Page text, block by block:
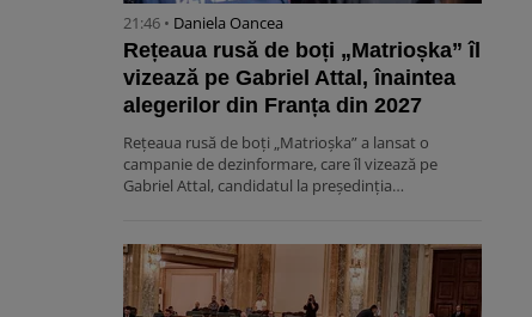
21:46 • Daniela Oancea
Rețeaua rusă de boți „Matrioșka” îl
vizează pe Gabriel Attal, înaintea
alegerilor din Franța din 2027
Rețeaua rusă de boți „Matrioșka” a lansat o
campanie de dezinformare, care îl vizează pe
Gabriel Attal, candidatul la președinția…